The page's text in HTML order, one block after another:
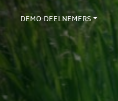
DEMO-DEELNEMERS